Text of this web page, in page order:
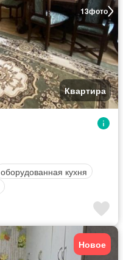
13фото
Квартира
оборудованная кухня
Новое